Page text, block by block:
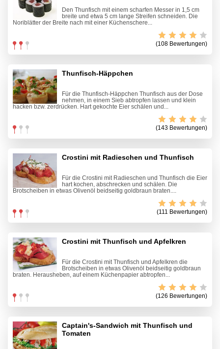
Den Thunfisch mit einem scharfen Messer in 1,5 cm
breite und etwa 5 cm lange Streifen schneiden. Die
Noriblätter der Breite nach mit einer Küchenschere...
(108 Bewertungen)
Thunfisch-Häppchen
Für die Thunfisch-Häppchen Thunfisch aus der Dose
nehmen, in einem Sieb abtropfen lassen und klein
hacken bzw. zerdrücken. Hart gekochte Eier schälen und...
(143 Bewertungen)
Crostini mit Radieschen und Thunfisch
Für die Crostini mit Radieschen und Thunfisch die Eier
hart kochen, abschrecken und schälen. Die
Brotscheiben in etwas Olivenöl beidseitig goldbraun braten....
(111 Bewertungen)
Crostini mit Thunfisch und Apfelkren
Für die Crostini mit Thunfisch und Apfelkren die
Brotscheiben in etwas Olivenöl beidseitig goldbraun
braten. Herausheben, auf einem Küchenpapier abtropfen...
(126 Bewertungen)
Captain's-Sandwich mit Thunfisch und
Tomaten